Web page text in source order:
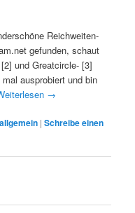
Reichweiten-
gefunden, schaut
und Greatcircle- [3]
ausprobiert und bin
→
|Schreibe einen